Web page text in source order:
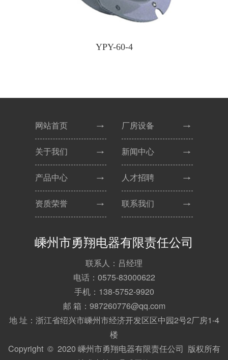
YPY-60-4
嵊州市勇翔电器有限责任公司
联系人：吕经理
电话：0575-83000622
手机：138-5752-9920
邮 箱：987260776@qq.com
地 址：浙江省绍兴市嵊州市经济开发区区中园2号2厂房1-4
楼
Copyright © 2020 嵊州市勇翔电器有限责任公司 版权所有
网站首页
关于我们
产品中心
资质荣誉
厂房设备
新闻中心
人才招聘
联系我们